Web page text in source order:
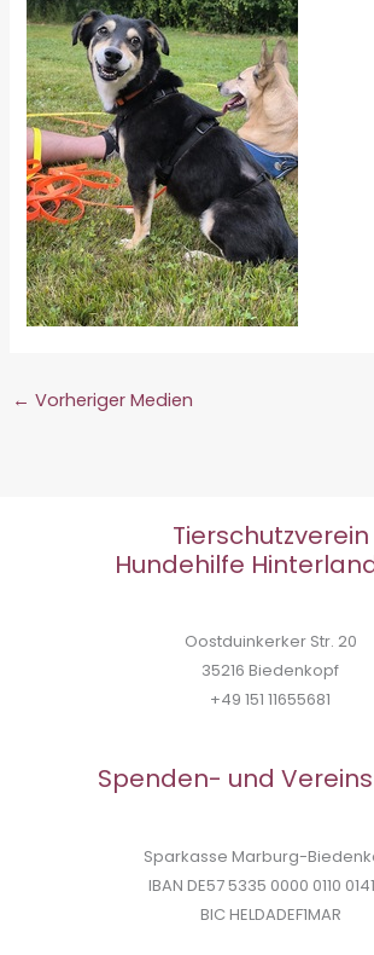
← Vorheriger Medien
Tierschutzverein
Hundehilfe
Oostduinkerker Str. 20
35216 Biedenkopf
+49 151 11655681
Spenden- und
Sparkasse Marburg-
IBAN DE57 5335 0000 0110
BIC HELDADEF1MAR